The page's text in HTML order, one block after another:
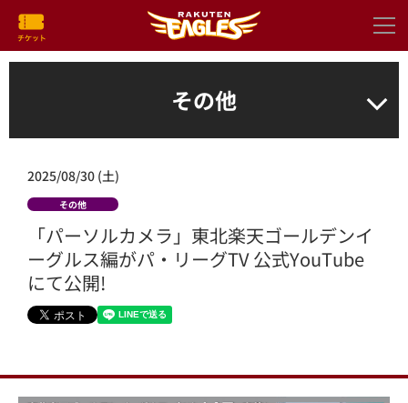
その他
2025/08/30 (土)
その他
「パーソルカメラ」東北楽天ゴールデンイ
ーグルス編がパ・リーグTV 公式YouTube
にて公開!